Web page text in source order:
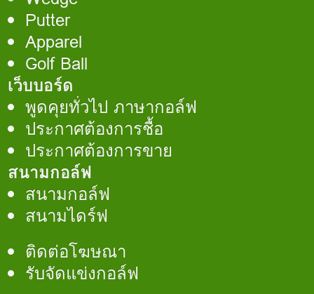
Putter
Apparel
Golf Ball
เว็บบอร์ด
พูดคุยทั่วไป ภาษากอล์ฟ
ประกาศต้องการชื้อ
ประกาศต้องการขาย
สนามกอล์ฟ
สนามกอล์ฟ
สนามไดร์ฟ
ติดต่อโฆษณา
รับจัดแข่งกอล์ฟ